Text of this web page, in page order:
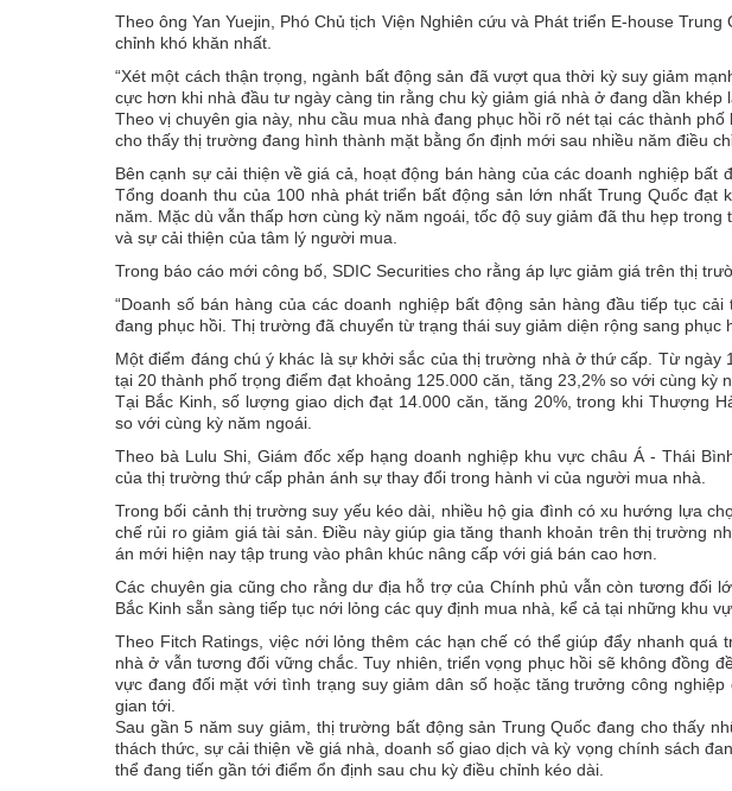
Theo ông Yan Yuejin, Phó Chủ tịch Viện Nghiên cứu và Phát triển E-house
chỉnh khó khăn nhất.
“Xét một cách thận trọng, ngành bất động sản đã vượt qua thời kỳ suy giảm
cực hơn khi nhà đầu tư ngày càng tin rằng chu kỳ giảm giá nhà ở đang dần khép
Theo vị chuyên gia này, nhu cầu mua nhà đang phục hồi rõ nét tại các thành
cho thấy thị trường đang hình thành mặt bằng ổn định mới sau nhiều năm điều
Bên cạnh sự cải thiện về giá cả, hoạt động bán hàng của các doanh nghiệp bất
Tổng doanh thu của 100 nhà phát triển bất động sản lớn nhất Trung Quốc đạt
năm. Mặc dù vẫn thấp hơn cùng kỳ năm ngoái, tốc độ suy giảm đã thu hẹp
và sự cải thiện của tâm lý người mua.
Trong báo cáo mới công bố, SDIC Securities cho rằng áp lực giảm giá trên thị
“Doanh số bán hàng của các doanh nghiệp bất động sản hàng đầu tiếp tục
đang phục hồi. Thị trường đã chuyển từ trạng thái suy giảm diện rộng sang phục
Một điểm đáng chú ý khác là sự khởi sắc của thị trường nhà ở thứ cấp. Từ ngày
tại 20 thành phố trọng điểm đạt khoảng 125.000 căn, tăng 23,2% so với cùng kỳ
Tại Bắc Kinh, số lượng giao dịch đạt 14.000 căn, tăng 20%, trong khi Thượng
so với cùng kỳ năm ngoái.
Theo bà Lulu Shi, Giám đốc xếp hạng doanh nghiệp khu vực châu Á - Thái
của thị trường thứ cấp phản ánh sự thay đổi trong hành vi của người mua nhà.
Trong bối cảnh thị trường suy yếu kéo dài, nhiều hộ gia đình có xu hướng lựa
chế rủi ro giảm giá tài sản. Điều này giúp gia tăng thanh khoản trên thị trường
án mới hiện nay tập trung vào phân khúc nâng cấp với giá bán cao hơn.
Các chuyên gia cũng cho rằng dư địa hỗ trợ của Chính phủ vẫn còn tương đối
Bắc Kinh sẵn sàng tiếp tục nới lỏng các quy định mua nhà, kể cả tại những khu
Theo Fitch Ratings, việc nới lỏng thêm các hạn chế có thể giúp đẩy nhanh
nhà ở vẫn tương đối vững chắc. Tuy nhiên, triển vọng phục hồi sẽ không đồng
vực đang đối mặt với tình trạng suy giảm dân số hoặc tăng trưởng công
gian tới.
Sau gần 5 năm suy giảm, thị trường bất động sản Trung Quốc đang cho thấy
thách thức, sự cải thiện về giá nhà, doanh số giao dịch và kỳ vọng chính sách
thể đang tiến gần tới điểm ổn định sau chu kỳ điều chỉnh kéo dài.